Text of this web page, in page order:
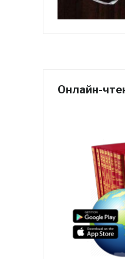
Онлайн-